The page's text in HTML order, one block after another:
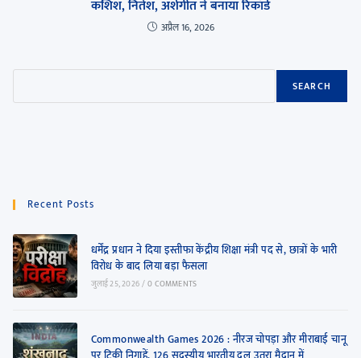
कशिश, नितेश, अर्शगीत ने बनाया रिकॉर्ड
अप्रैल 16, 2026
SEARCH
Recent Posts
धर्मेंद्र प्रधान ने दिया इस्तीफा केंद्रीय शिक्षा मंत्री पद से, छात्रों के भारी
विरोध के बाद लिया बड़ा फैसला
जुलाई 25, 2026/0 COMMENTS
Commonwealth Games 2026 : नीरज चोपड़ा और मीराबाई चानू